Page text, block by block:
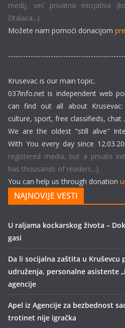
medij, već privatna inicijativa
čitalaca...).
Možete nam pomoći donacijom
Krusevac is our main topic.
037info.net is independent web
can find out all about Krusevac:
culture, sport, free classifieds, chat
We are the oldest "still alive"
With You every day since
registered media, but a private
has thousands of readers...).
You can help us through donation
NAJNOVIJE VESTI
U raljama kockarskog života –
gasi
Da li socijalna zaštita u Kruševcu
udruženja, personalne asistente
agencije
Apel iz Agencije za bezbednost
trotinet nije igračka